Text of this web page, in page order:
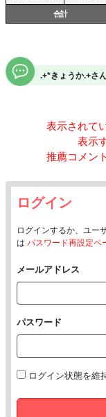
合計
.+*きょうか.+さ
表示されて
表示
推薦コメン
ログイン
ログインするか、ユー
は パスワード再設定ペ
メールアドレス
パスワード
ログイン状態を維